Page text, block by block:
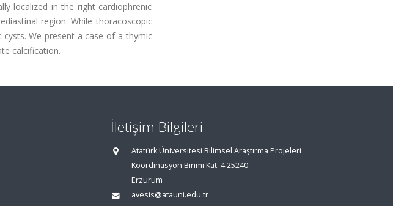
localized in the right cardiophrenic
region. While thoracoscopic
We present a case of a thymic
calcification.
İletişim Bilgileri
Atatürk Üniversitesi Bilimsel Araştırma Projeleri
Koordinasyon Birimi Kat: 4 25240
Erzurum
avesis@atauni.edu.tr